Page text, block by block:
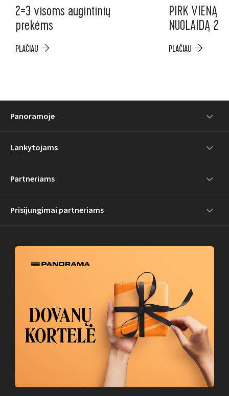
2=3 visoms augintinių
prekėms
PLAČIAU
PIRK VIENĄ
NUOLAIDĄ 2-
PLAČIAU
Panoramoje
Lankytojams
Partneriams
Prisijungimai partneriams